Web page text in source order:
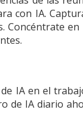
con IA.
IA en el
de IA diario